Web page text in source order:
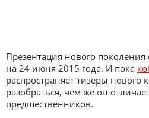
Презентация нового поколения
на 24 июня 2015 года. И пока
распространяет тизеры нового
разобраться, чем же он
предшественников.